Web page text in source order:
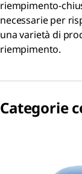
riempimento-
necessarie per
una varietà di
riempimento.
Categorie